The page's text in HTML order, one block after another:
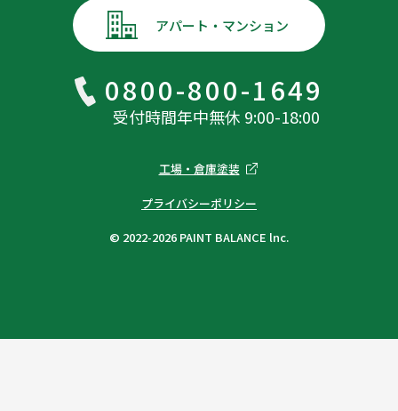
0800-800-1649
受付時間年中無休 9:00-18:00
アパート・マンション
工場・倉庫塗装
プライバシーポリシー
© 2022-2026 PAINT BALANCE lnc.